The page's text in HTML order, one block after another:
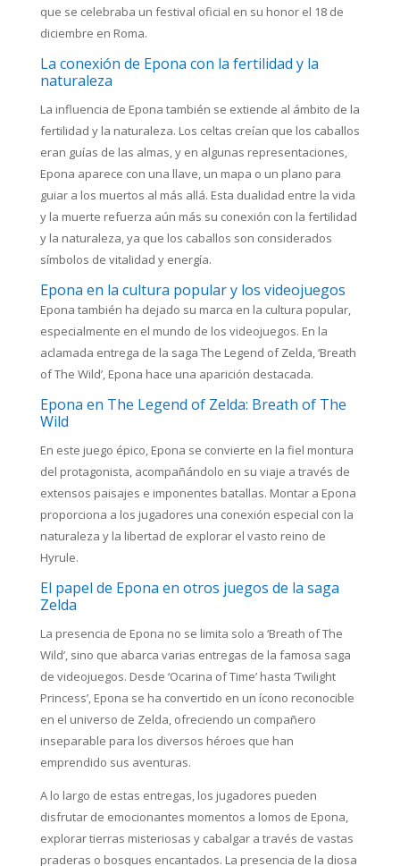
que se celebraba un festival oficial en su honor el 18 de
diciembre en Roma.
La conexión de Epona con la fertilidad y la
naturaleza
La influencia de Epona también se extiende al ámbito de la
fertilidad y la naturaleza. Los celtas creían que los caballos
eran guías de las almas, y en algunas representaciones,
Epona aparece con una llave, un mapa o un plano para
guiar a los muertos al más allá. Esta dualidad entre la vida
y la muerte refuerza aún más su conexión con la fertilidad
y la naturaleza, ya que los caballos son considerados
símbolos de vitalidad y energía.
Epona en la cultura popular y los videojuegos
Epona también ha dejado su marca en la cultura popular,
especialmente en el mundo de los videojuegos. En la
aclamada entrega de la saga The Legend of Zelda, ‘Breath
of The Wild’, Epona hace una aparición destacada.
Epona en The Legend of Zelda: Breath of The
Wild
En este juego épico, Epona se convierte en la fiel montura
del protagonista, acompañándolo en su viaje a través de
extensos paisajes e imponentes batallas. Montar a Epona
proporciona a los jugadores una conexión especial con la
naturaleza y la libertad de explorar el vasto reino de
Hyrule.
El papel de Epona en otros juegos de la saga
Zelda
La presencia de Epona no se limita solo a ‘Breath of The
Wild’, sino que abarca varias entregas de la famosa saga
de videojuegos. Desde ‘Ocarina of Time’ hasta ‘Twilight
Princess’, Epona se ha convertido en un ícono reconocible
en el universo de Zelda, ofreciendo un compañero
inseparable para los diversos héroes que han
emprendido sus aventuras.
A lo largo de estas entregas, los jugadores pueden
disfrutar de emocionantes momentos a lomos de Epona,
explorar tierras misteriosas y cabalgar a través de vastas
praderas o bosques encantados. La presencia de la diosa